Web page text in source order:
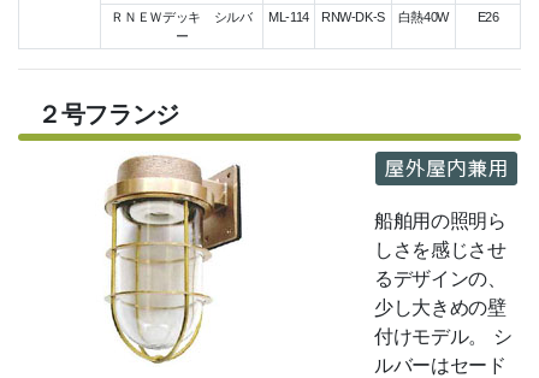
ＲＮＥＷデッキ シルバ
ー
ML-114 RNW-DK-S 白熱40W E26
２号フランジ
船舶用の照明ら
しさを感じさせ
るデザインの、
少し大きめの壁
付けモデル。 シ
ルバーはセード